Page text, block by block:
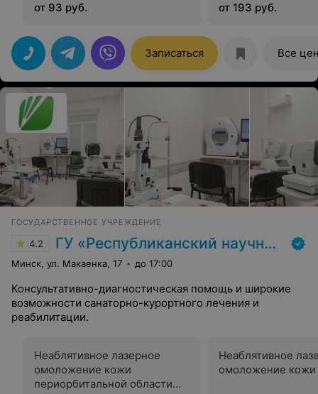
от 93 руб.
от 193 руб.
Записаться Все
ГОСУДАРСТВЕННОЕ УЧРЕЖДЕНИЕ
4.2 ГУ «Республиканский научно-практический центр медицинской экспертизы и реабилитаци»
Минск, ул. Макаенка, 17 до 17:00
Консультативно-диагностическая помощь и широкие
возможности санаторно-курортного лечения и
реабилитации.
Неаблятивное лазерное
омоложение кожи
периорбитальной области
Неаблятивное
омоложение